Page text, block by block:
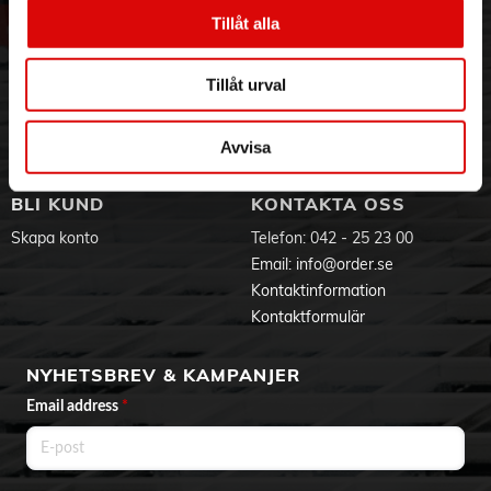
Tillåt alla
Tillåt urval
Avvisa
Visselblåsning
Aktuellt på Order
Service & Support
Godsefterlysning & Felleverans
Integritetspolicy
Om cookies
BLI KUND
Skapa konto
KONTAKTA OSS
Telefon: 042 - 25 23 00
Email: info@order.se
Kontaktinformation
Kontaktformulär
NYHETSBREV & KAMPANJER
Email address *